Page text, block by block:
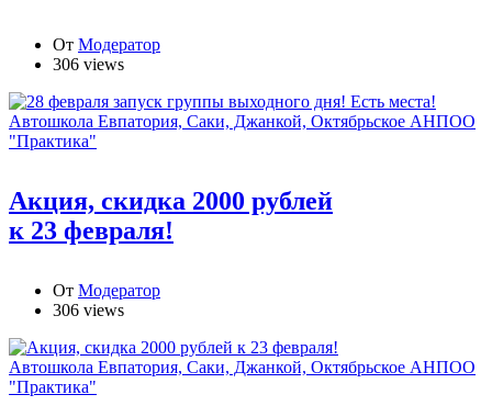
От Модератор
306 views
Автошкола Евпатория, Саки, Джанкой, Октябрьское АНПОО
"Практика"
Акция, скидка 2000 рублей
к 23 февраля!
От Модератор
306 views
Автошкола Евпатория, Саки, Джанкой, Октябрьское АНПОО
"Практика"